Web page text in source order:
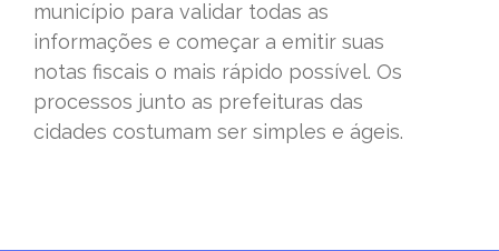
município para validar todas as
informações e começar a emitir suas
notas fiscais o mais rápido possível. Os
processos junto as prefeituras das
cidades costumam ser simples e ágeis.